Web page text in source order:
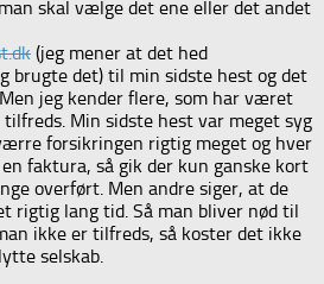
skal vælge det ene eller det andet
(jeg mener at det hed
brugte det) til min sidste hest og det
jeg kender flere, som har været
tilfreds. Min sidste hest var meget syg
forsikringen rigtig meget og hver
faktura, så gik der kun ganske kort
overført. Men andre siger, at de
rigtig lang tid. Så man bliver nød til
ikke er tilfreds, så koster det ikke
selskab.